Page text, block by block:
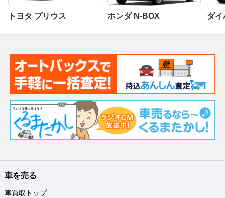
トヨタ プリウス ホンダ N-BOX ダイ
車を売る
車買取トップ